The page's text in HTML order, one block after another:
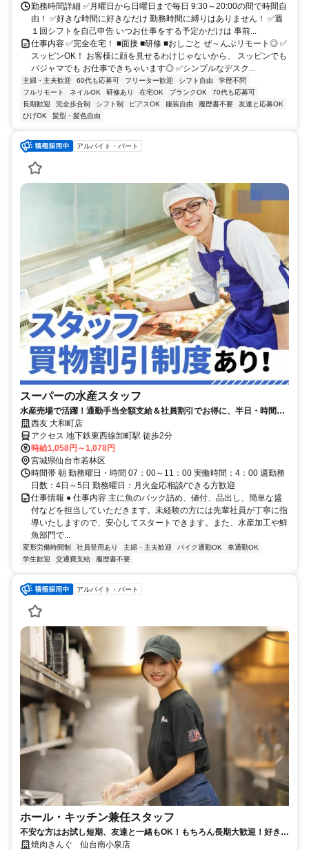
勤務時間詳細 ✅月曜日から日曜日まで毎日 9:30～20:00の間で時間自
由！ ✅好きな時間に好きなだけ 勤務時間に縛りはありません！ ✅週
１回シフトを自己申告 いつお仕事をする予定かだけは 事前...
仕事内容 ✅完全在宅！ ■面接 ■研修 ■おしごと ぜ～んぶリモート◎ ✅
スッピンOK！ お客様に顔を見せるわけじゃないから、 スッピンでも
パジャマでも お仕事できちゃいます◎ ✅シンプルなデスク...
主婦・主夫歓迎 60代も応募可 フリーター歓迎 シフト自由
学歴不問
フルリモート
ネイルOK 研修あり 在宅OK ブランクOK
70代も応募可
長期歓迎
完全歩合制 シフト制 ピアスOK 服装自由 履歴書不要
友達と応募OK
ひげOK
髪型・髪色自由
アルバイト・パート
スーパーの水産スタッフ
水産売場で活躍！通勤手当全額支給＆社員割引でお得に、半日・時間年
休でムリなく続けられる仕事
西友 大和町店
アクセス 地下鉄東西線卸町駅 徒歩2分
時給1,058円～1,078円
宮城県仙台市若林区
時間帯 朝 勤務曜日・時間 07：00～11：00 実働時間：4：00 週勤務
日数：4日～5日 勤務曜日：月火金応相談/できる方歓迎
仕事情報 ● 仕事内容 主に魚のパック詰め、値付、品出し、簡単な盛
付などを担当していただきます。未経験の方には先輩社員が丁寧に指
導いたしますので、安心してスタートできます。また、水産加工や鮮
魚部門で...
変形労働時間制 社員登用あり 主婦・主夫歓迎 バイク通勤OK
車通勤OK
学生歓迎
交通費支給 履歴書不要
アルバイト・パート
ホール・キッチン兼任スタッフ
不安な方はお試し短期、友達と一緒もOK！もちろん長期大歓迎！好きな
時間・曜日でOK！
焼肉きんぐ 仙台南小泉店